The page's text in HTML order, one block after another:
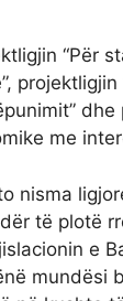
“Për
projektligjin
dhe
me
nisma
të plotë
e
mundësi